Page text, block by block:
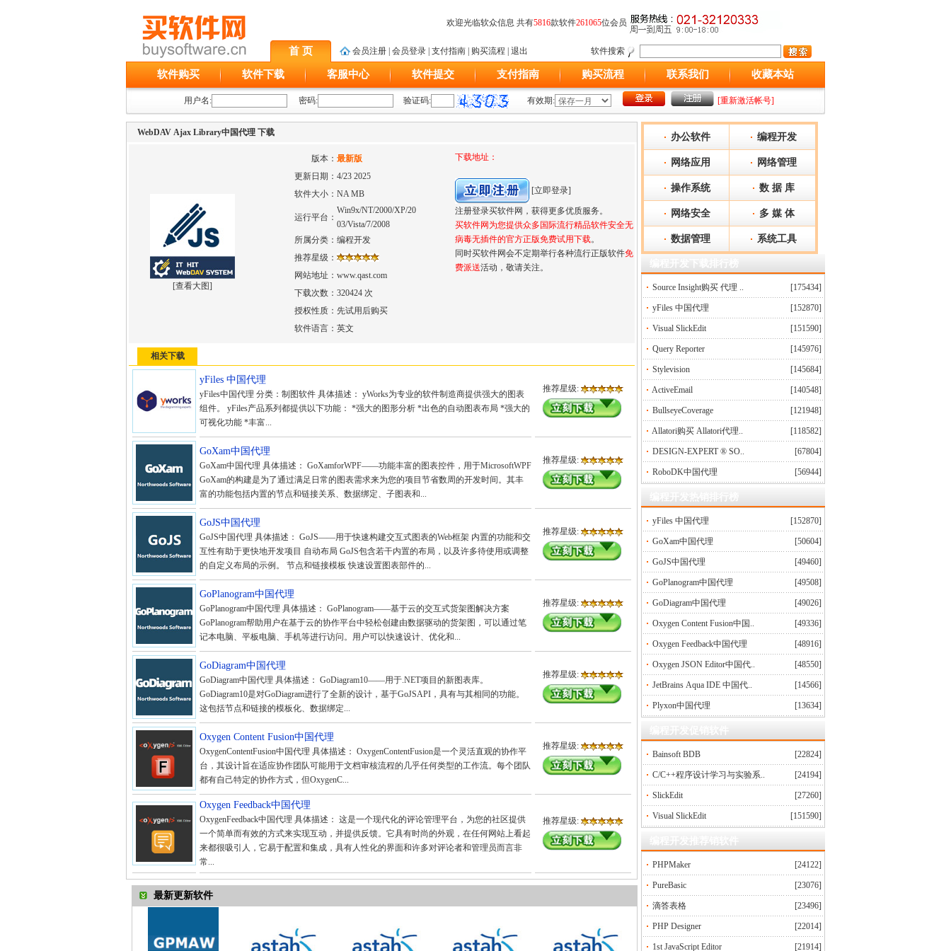
欢迎光临软众信息 共有5816款软件261065位会员
首 页 会员注册 会员登录 支付指南 购买流程 退出 软件搜索
软件购买 软件下载 客服中心 软件提交 支付指南 购买流程 联系我们 收藏本站
用户名: 密码: 验证码: 有效期: [重新激活帐号]
WebDAV Ajax Library中国代理 下载
[查看大图]
版本： 最新版 下载地址：
[立即登录]
注册登录买软件网，获得更多优质服务。
买软件网为您提供众多国际流行精品软件安全无
病毒无插件的官方正版免费试用下载。
同时买软件网会不定期举行各种流行正版软件免
费派送活动，敬请关注。
更新日期： 4/23 2025
软件大小： NA MB
运行平台：
Win9x/NT/2000/XP/20
03/Vista/7/2008
所属分类： 编程开发
推荐星级：
网站地址： www.qast.com
下载次数： 320424 次
授权性质： 先试用后购买
软件语言： 英文
相关下载
yFiles 中国代理
yFiles中国代理 分类：制图软件 具体描述： yWorks为专业的软件制造商提供强大的图表
组件。 yFiles产品系列都提供以下功能： *强大的图形分析 *出色的自动图表布局 *强大的
可视化功能 *丰富...
推荐星级:
GoXam中国代理
GoXam中国代理 具体描述： GoXamforWPF——功能丰富的图表控件，用于MicrosoftWPF
GoXam的构建是为了通过满足日常的图表需求来为您的项目节省数周的开发时间。其丰
富的功能包括内置的节点和链接关系、数据绑定、子图表和...
推荐星级:
GoJS中国代理
GoJS中国代理 具体描述： GoJS——用于快速构建交互式图表的Web框架 内置的功能和交
互性有助于更快地开发项目 自动布局 GoJS包含若干内置的布局，以及许多待使用或调整
的自定义布局的示例。 节点和链接模板 快速设置图表部件的...
推荐星级:
GoPlanogram中国代理
GoPlanogram中国代理 具体描述： GoPlanogram——基于云的交互式货架图解决方案
GoPlanogram帮助用户在基于云的协作平台中轻松创建由数据驱动的货架图，可以通过笔
记本电脑、平板电脑、手机等进行访问。用户可以快速设计、优化和...
推荐星级:
GoDiagram中国代理
GoDiagram中国代理 具体描述： GoDiagram10——用于.NET项目的新图表库。
GoDiagram10是对GoDiagram进行了全新的设计，基于GoJSAPI，具有与其相同的功能。
这包括节点和链接的模板化、数据绑定...
推荐星级:
Oxygen Content Fusion中国代理
OxygenContentFusion中国代理 具体描述： OxygenContentFusion是一个灵活直观的协作平
台，其设计旨在适应协作团队可能用于文档审核流程的几乎任何类型的工作流。每个团队
都有自己特定的协作方式，但OxygenC...
推荐星级:
Oxygen Feedback中国代理
OxygenFeedback中国代理 具体描述： 这是一个现代化的评论管理平台，为您的社区提供
一个简单而有效的方式来实现互动，并提供反馈。它具有时尚的外观，在任何网站上看起
来都很吸引人，它易于配置和集成，具有人性化的界面和许多对评论者和管理员而言非
常...
推荐星级:
最新更新软件
办公软件 编程开发
网络应用 网络管理
操作系统 数 据 库
网络安全 多 媒 体
数据管理 系统工具
Source Insight购买 代理 .. [175434]
yFiles 中国代理 [152870]
Visual SlickEdit [151590]
Query Reporter [145976]
Stylevision [145684]
ActiveEmail [140548]
BullseyeCoverage [121948]
Allatori购买 Allatori代理.. [118582]
DESIGN-EXPERT ® SO.. [67804]
RoboDK中国代理 [56944]
yFiles 中国代理 [152870]
GoXam中国代理 [50604]
GoJS中国代理 [49460]
GoPlanogram中国代理 [49508]
GoDiagram中国代理 [49026]
Oxygen Content Fusion中国.. [49336]
Oxygen Feedback中国代理 [48916]
Oxygen JSON Editor中国代.. [48550]
JetBrains Aqua IDE 中国代.. [14566]
Plyxon中国代理 [13634]
Bainsoft BDB [22824]
C/C++程序设计学习与实验系.. [24194]
SlickEdit [27260]
Visual SlickEdit [151590]
PHPMaker [24122]
PureBasic [23076]
滴答表格 [23496]
PHP Designer [22014]
1st JavaScript Editor [21914]